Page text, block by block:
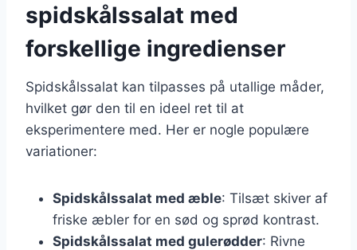
spidskålssalat med
forskellige ingredienser
Spidskålssalat kan tilpasses på utallige måder,
hvilket gør den til en ideel ret til at
eksperimentere med. Her er nogle populære
variationer:
Spidskålssalat med æble: Tilsæt skiver af
friske æbler for en sød og sprød kontrast.
Spidskålssalat med gulerødder: Rivne